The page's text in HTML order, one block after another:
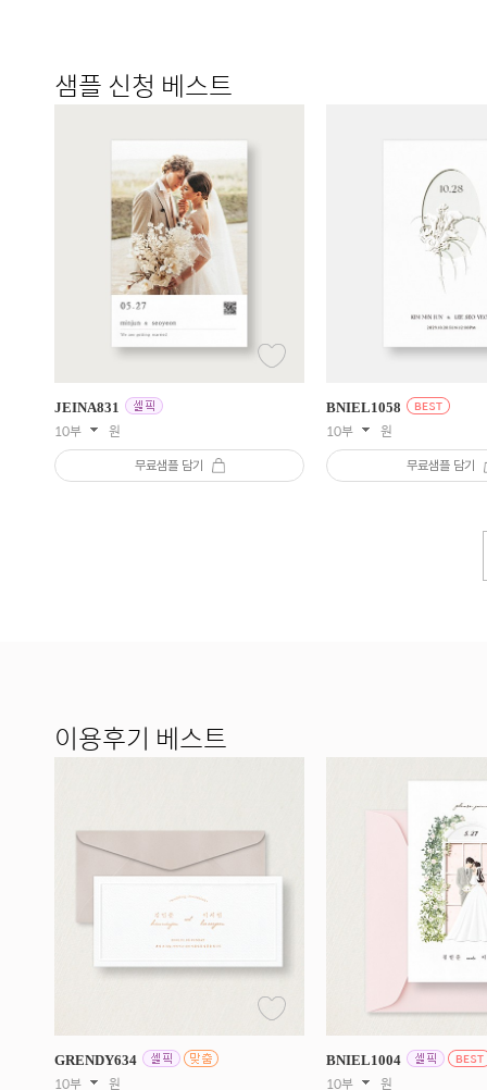
샘플 신청 베스트
JEINA831
10부 원
무료샘플 담기
BNIEL1058
10부 원
무료샘플 담기
이용후기 베스트
GRENDY634
10부 원
BNIEL1004
10부 원